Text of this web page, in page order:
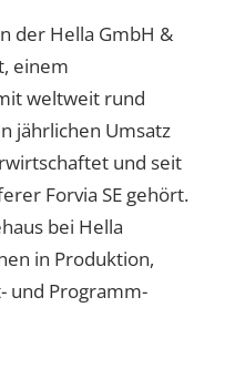
der Hella GmbH &
einem
weltweit rund
jährlichen Umsatz
und seit
Forvia SE gehört.
bei Hella
in Produktion,
und Programm-